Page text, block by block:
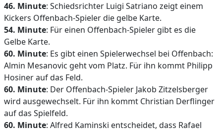
46. Minute: Schiedsrichter Luigi Satriano zeigt einem
Kickers Offenbach-Spieler die gelbe Karte.
54. Minute: Für einen Offenbach-Spieler gibt es die
Gelbe Karte.
60. Minute: Es gibt einen Spielerwechsel bei Offenbach:
Almin Mesanovic geht vom Platz. Für ihn kommt Philipp
Hosiner auf das Feld.
60. Minute: Der Offenbach-Spieler Jakob Zitzelsberger
wird ausgewechselt. Für ihn kommt Christian Derflinger
auf das Spielfeld.
60. Minute: Alfred Kaminski entscheidet, dass Rafael